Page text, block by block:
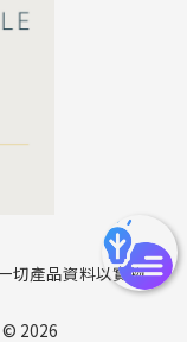
切產品資料以實物
© 2026